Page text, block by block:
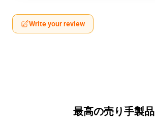
Write your review
最高の売り手製品